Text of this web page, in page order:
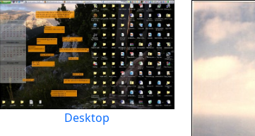
Desktop